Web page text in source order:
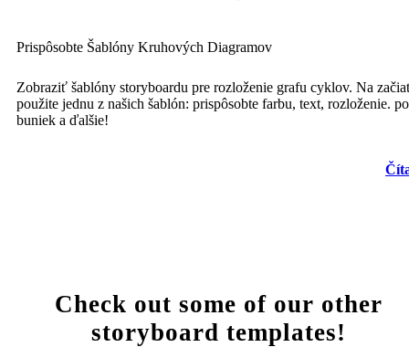
Prispôsobte Šablóny Kruhových Diagramov
Zobraziť šablóny storyboardu pre rozloženie grafu cyklov. Na
použite jednu z našich šablón: prispôsobte farbu, text, rozloženie.
buniek a ďalšie!
Check out some of our other
storyboard templates!